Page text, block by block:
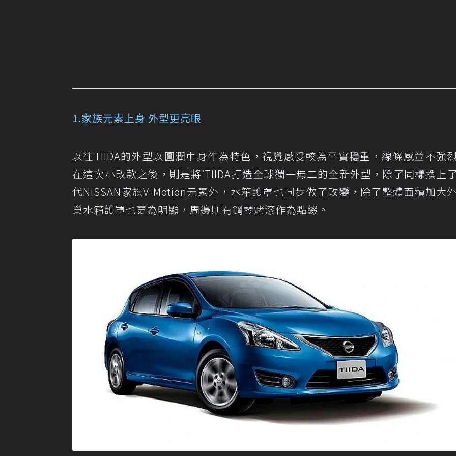
1.家族元素上身 外型更亮眼
以往TIIDA的外型以圓潤車身作為特色，視覺感受較為平實穩重，線條感並不強
在這次小改款之後，則是將iTIIDA打造全球獨一無二的全新外型，除了同樣換上
代NISSAN家族V-Motion元素外，水箱護罩也同步做了改變，除了整體面積加大
巢水箱護罩也更為明顯，周邊則有鋼琴烤漆作為點綴。